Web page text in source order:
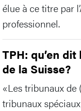
élue à ce titre par
professionnel.
TPH: qu’en
de la Suisse?
«Les tribunaux de
tribunaux